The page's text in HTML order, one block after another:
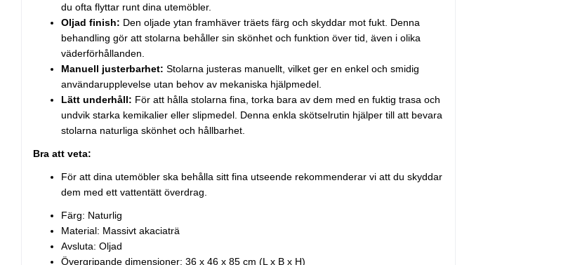
du ofta flyttar runt dina utemöbler.
Oljad finish: Den oljade ytan framhäver träets färg och skyddar mot fukt. Denna
behandling gör att stolarna behåller sin skönhet och funktion över tid, även i olika
väderförhållanden.
Manuell justerbarhet: Stolarna justeras manuellt, vilket ger en enkel och smidig
användarupplevelse utan behov av mekaniska hjälpmedel.
Lätt underhåll: För att hålla stolarna fina, torka bara av dem med en fuktig trasa och
undvik starka kemikalier eller slipmedel. Denna enkla skötselrutin hjälper till att bevara
stolarna naturliga skönhet och hållbarhet.
Bra att veta:
För att dina utemöbler ska behålla sitt fina utseende rekommenderar vi att du skyddar
dem med ett vattentätt överdrag.
Färg: Naturlig
Material: Massivt akaciaträ
Avsluta: Oljad
Övergripande dimensioner: 36 x 46 x 85 cm (L x B x H)